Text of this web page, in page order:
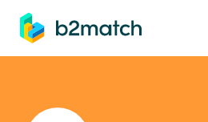
springen